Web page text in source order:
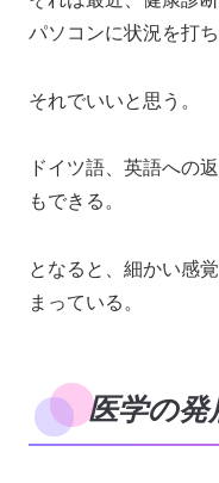
パソコンに状況を打ち
それでいいと思う。
ドイツ語、英語への
もできる。
となると、細かい感
まっている。
医学の発